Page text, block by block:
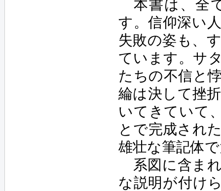
本書は、全
す。信仰深い
失敗の姿も、
ています。サ
たちの不信と
綸は決して挫
いてきていて
とで完成され
雄壮な筆記体
系図に含ま
な説明が付け